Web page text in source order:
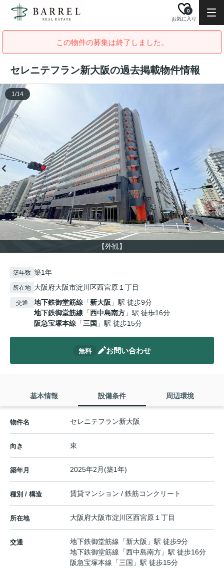
お気に入り
0
この物件の募集は終了しました。
セレニテフラン新大阪の過去掲載物件情報
【外観】
1/14
築年数 築1年
所在地 大阪府大阪市淀川区西宮原１丁目
交通 地下鉄御堂筋線 「新大阪 」駅 徒歩9分
地下鉄御堂筋線 「西中島南方 」駅 徒歩16分
阪急宝塚本線 「三国 」駅 徒歩15分
無料 お問い合わせ
基本情報 設備条件 周辺環境
物件名 セレニテフラン新大阪
向き 東
築年月 2025年2月(築1年)
種別 / 構造 賃貸マンション / 鉄筋コンクリート
所在地 大阪府大阪市淀川区西宮原１丁目
交通 地下鉄御堂筋線 「新大阪 」駅 徒歩9分
地下鉄御堂筋線 「西中島南方 」駅 徒歩16分
阪急宝塚本線 「三国 」駅 徒歩15分